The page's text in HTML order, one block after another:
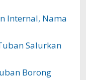
Internal, Nama
Salurkan
Borong